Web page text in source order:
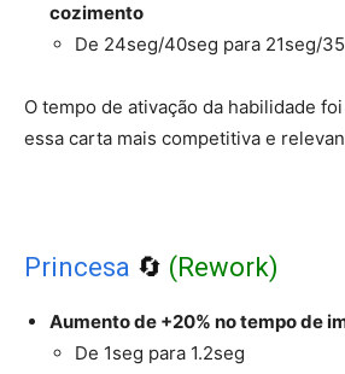
cozimento
De 24seg/40seg para 21seg/
O tempo de ativação da habilidade
essa carta mais competitiva e
Princesa 🔄 (Rework)
Aumento de +20% no tempo de
De 1seg para 1.2seg